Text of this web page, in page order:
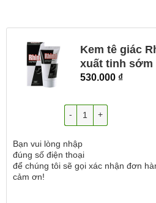
Kem tê giác
xuất tinh sớm
530.000 ₫
Bạn vui lòng nhập
đúng số điện thoại
để chúng tôi sẽ gọi xác nhận đơn
cảm ơn!